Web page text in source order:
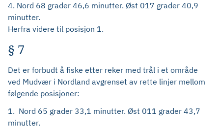
4. Nord 68 grader 46,6 minutter. Øst 017 grader 40,9
minutter.
Herfra videre til posisjon 1.
§ 7
Det er forbudt å fiske etter reker med trål i et område
ved Mudvær i Nordland avgrenset av rette linjer mellom
følgende posisjoner:
1. Nord 65 grader 33,1 minutter. Øst 011 grader 43,7
minutter.